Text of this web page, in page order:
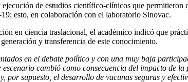
de estudios científico-clínicos que permitieron
esto, en colaboración con el laboratorio Sinovac.
en ciencia traslacional, el académico indicó que
y transferencia de este conocimiento.
en el debate político y con una muy baja
cambió como consecuencia del impacto de
supuesto, el desarrollo de vacunas seguras y